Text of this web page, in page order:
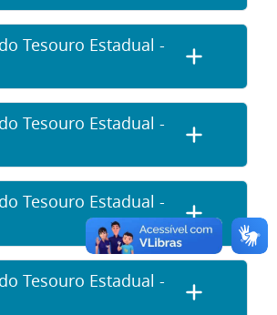
Tesouro Estadual -
Tesouro Estadual -
Tesouro Estadual -
Tesouro Estadual -